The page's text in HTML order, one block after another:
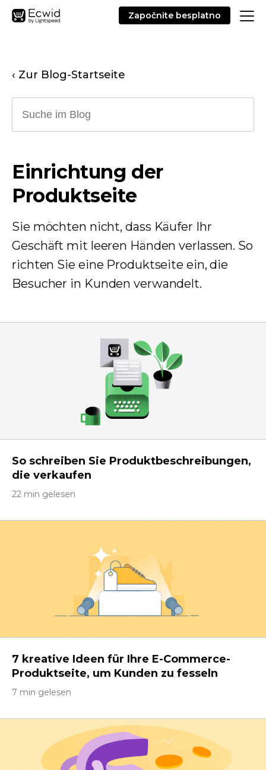
Započnite besplatno
‹ Zur Blog-Startseite
Einrichtung der
Produktseite
Sie möchten nicht, dass Käufer Ihr
Geschäft mit leeren Händen verlassen. So
richten Sie eine Produktseite ein, die
Besucher in Kunden verwandelt.
So schreiben Sie Produktbeschreibungen,
die verkaufen
22 min gelesen
7 kreative Ideen für Ihre E-Commerce-
Produktseite, um Kunden zu fesseln
7 min gelesen